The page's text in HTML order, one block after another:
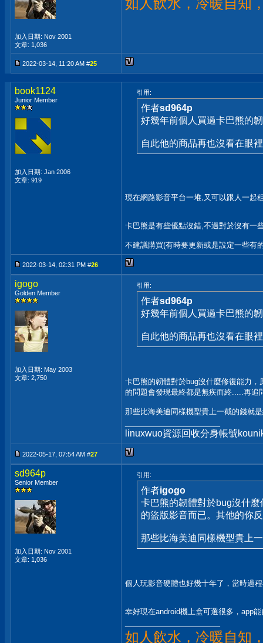
加入日期: Nov 2001
文章: 1,036
如人飲水，冷暖自知
2022-03-14, 11:20 AM #25
book1124
Junior Member
加入日期: Jan 2006
文章: 919
引用:
作者sd964p
好幾年前個人買過卡巴熊的
自此他的商品再也沒看在眼裡
現在網路影音平台一堆,又可以跟人一起
卡巴熊是有些優點沒錯,不過對於沒有一
不建議購買(有時要更新或是設定一些有
2022-03-14, 02:31 PM #26
igogo
Golden Member
加入日期: May 2003
文章: 2,750
引用:
作者sd964p
好幾年前個人買過卡巴熊的
自此他的商品再也沒看在眼裡
卡巴熊的韌體對於bug沒什麼修復能力
的問題會發現最終都是無疾而終.....再追
那些比海美迪同樣機型貴上一截的錢就
linuxwuo資源回收分身帳號
2022-05-17, 07:54 AM #27
sd964p
Senior Member
加入日期: Nov 2001
文章: 1,036
引用:
作者igogo
卡巴熊的韌體對於bug沒什
的盜版影音而已。其他的你
那些比海美迪同樣機型貴上
個人玩影音硬體也好幾十年了，當時過
幸好現在android機上盒可選很多，app
如人飲水，冷暖自知